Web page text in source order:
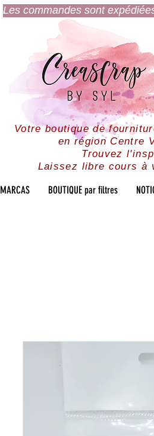
Les commandes sont
Votre boutique de
en région Centre
Trouvez
Laissez libre cours à
MARCAS BOUTIQUE par filtres